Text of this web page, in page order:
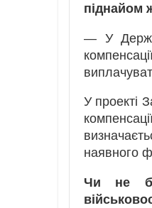
піднайом
— У
У проекті
наявного
Чи не